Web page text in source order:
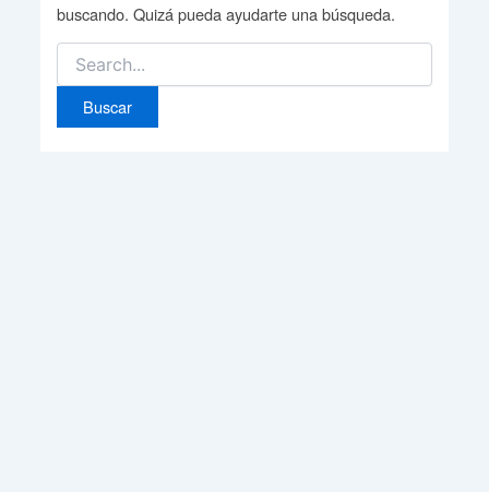
buscando. Quizá pueda ayudarte una búsqueda.
Buscar
por: